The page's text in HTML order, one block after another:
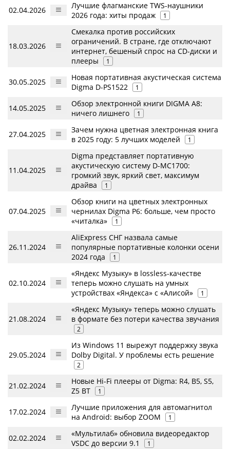
02.04.2026
Лучшие флагманские TWS-наушники
2026 года: хиты продаж
1
18.03.2026
Смекалка против российских
ограничений. В стране, где отключают
интернет, бешеный спрос на CD-диски и
плееры
1
30.05.2025
Новая портативная акустическая система
Digma D-PS1522
1
14.05.2025
Обзор электронной книги DIGMA A8:
ничего лишнего
1
27.04.2025
Зачем нужна цветная электронная книга
в 2025 году: 5 лучших моделей
1
11.04.2025
Digma представляет портативную
акустическую систему D-MC1700:
громкий звук, яркий свет, максимум
драйва
1
07.04.2025
Обзор книги на цветных электронных
чернилах Digma P6: больше, чем просто
«читалка»
1
26.11.2024
AliExpress СНГ назвала самые
популярные портативные колонки осени
2024 года
1
02.10.2024
«Яндекс Музыку» в lossless-качестве
теперь можно слушать на умных
устройствах «Яндекса» с «Алисой»
1
21.08.2024
«Яндекс Музыку» теперь можно слушать
в формате без потери качества звучания
2
29.05.2024
Из Windows 11 вырежут поддержку звука
Dolby Digital. У проблемы есть решение
2
21.02.2024
Новые Hi-Fi плееры от Digma: R4, B5, S5,
Z5 BT
1
17.02.2024
Лучшие приложения для автомагнитол
на Android: выбор ZOOM
1
02.02.2024
«Мультилаб» обновила видеоредактор
VSDC до версии 9.1
1